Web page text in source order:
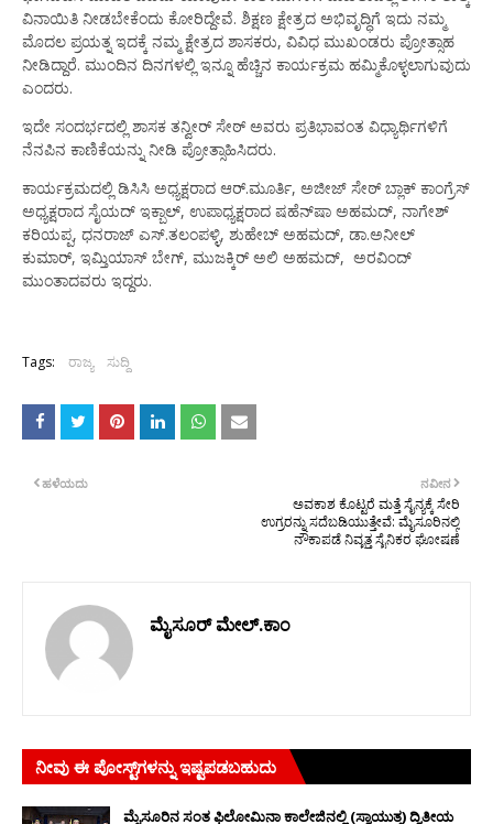
ವಿನಾಯಿತಿ ನೀಡಬೇಕೆಂದು ಕೋರಿದ್ದೇವೆ. ಶಿಕ್ಷಣ ಕ್ಷೇತ್ರದ ಅಭಿವೃದ್ಧಿಗೆ ಇದು ನಮ್ಮ
ಮೊದಲ ಪ್ರಯತ್ನ ಇದಕ್ಕೆ ನಮ್ಮ ಕ್ಷೇತ್ರದ ಶಾಸಕರು, ವಿವಿಧ ಮುಖಂಡರು ಪ್ರೋತ್ಸಾಹ
ನೀಡಿದ್ದಾರೆ. ಮುಂದಿನ ದಿನಗಳಲ್ಲಿ ಇನ್ನೂ ಹೆಚ್ಚಿನ ಕಾರ್ಯಕ್ರಮ ಹಮ್ಮಿಕೊಳ್ಳಲಾಗುವುದು
ಎಂದರು.
ಇದೇ ಸಂದರ್ಭದಲ್ಲಿ ಶಾಸಕ ತನ್ವೀರ್ ಸೇಠ್ ಅವರು ಪ್ರತಿಭಾವಂತ ವಿಧ್ಯಾರ್ಥಿಗಳಿಗೆ
ನೆನಪಿನ ಕಾಣಿಕೆಯನ್ನು ನೀಡಿ ಪ್ರೋತ್ಸಾಹಿಸಿದರು.
ಕಾರ್ಯಕ್ರಮದಲ್ಲಿ ಡಿಸಿಸಿ ಅಧ್ಯಕ್ಷರಾದ ಆರ್.ಮೂರ್ತಿ, ಅಜೀಜ್ ಸೇಠ್ ಬ್ಲಾಕ್ ಕಾಂಗ್ರೆಸ್
ಅಧ್ಯಕ್ಷರಾದ ಸೈಯದ್ ಇಕ್ಬಾಲ್, ಉಪಾಧ್ಯಕ್ಷರಾದ ಷಹೆನ್‍ಷಾ ಅಹಮದ್, ನಾಗೇಶ್
ಕರಿಯಪ್ಪ, ಧನರಾಜ್ ಎಸ್.ತಲಂಪಳ್ಳಿ, ಶುಹೇಬ್ ಅಹಮದ್, ಡಾ.ಅನೀಲ್
ಕುಮಾರ್, ಇಮ್ತಿಯಾಸ್ ಬೇಗ್, ಮುಜಕ್ಕಿರ್ ಅಲಿ ಅಹಮದ್, ಅರವಿಂದ್
ಮುಂತಾದವರು ಇದ್ದರು.
Tags: ರಾಜ್ಯ ಸುದ್ದಿ
ನವೀನ
ಅವಕಾಶ ಕೊಟ್ಟರೆ ಮತ್ತೆ ಸೈನ್ಯಕ್ಕೆ ಸೇರಿ
ಉಗ್ರರನ್ನು ಸದೆಬಡಿಯುತ್ತೇವೆ: ಮೈಸೂರಿನಲ್ಲಿ
ನೌಕಾಪಡೆ ನಿವೃತ್ತ ಸೈನಿಕರ ಘೋಷಣೆ
ಹಳೆಯದು
ಮೈಸೂರ್ ಮೇಲ್.ಕಾಂ
ನೀವು ಈ ಪೋಸ್ಟ್‌ಗಳನ್ನು ಇಷ್ಟಪಡಬಹುದು
ಮೈಸೂರಿನ ಸಂತ ಫಿಲೋಮಿನಾ ಕಾಲೇಜಿನಲ್ಲಿ (ಸ್ವಾಯುತ್ತ) ದ್ವಿತೀಯ